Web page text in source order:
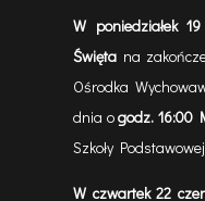
W poniedziałek
Święta na
Ośrodka
dnia ogodz. 16:00
Szkoły
W czwartek 22